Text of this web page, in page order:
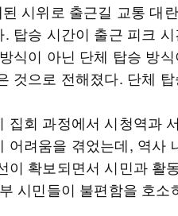
시위로 출근길 교통 대
. 탑승 시간이 출근 피크
식이 아닌 단체 탑승 방
것으로 전해졌다. 단체
집회 과정에서 시청역과
어려움을 겪었는데, 역사
이 확보되면서 시민과 활
시민들이 불편함을 호소